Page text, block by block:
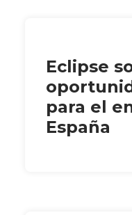
Eclipse
para el
España